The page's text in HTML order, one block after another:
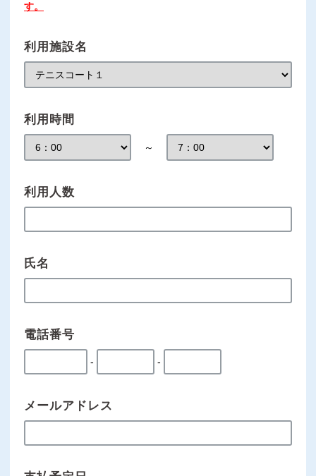
す。
利用施設名
利用時間
～
利用人数
氏名
電話番号
- -
メールアドレス